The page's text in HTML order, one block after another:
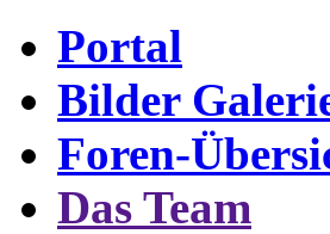
Portal
Bilder
Foren-
Das Team